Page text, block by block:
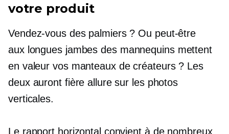
votre produit
Vendez-vous des palmiers ? Ou peut-être
aux longues jambes des mannequins mettent
en valeur vos manteaux de créateurs ? Les
deux auront fière allure sur les photos
verticales.
Le rapport horizontal convient à de nombreux